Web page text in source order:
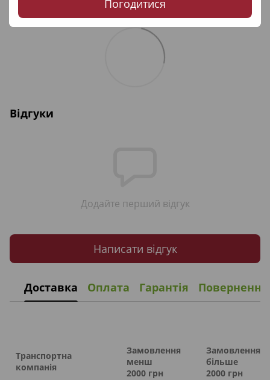
Погодитися
Відгуки
Додайте перший відгук
Написати відгук
Доставка Оплата Гарантія Повернення
Транспортна
компанія
Замовлення
менш
2000 грн
Замовлення
більше
2000 грн